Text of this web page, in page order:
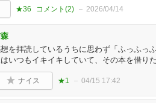
★36 コメント(2) 2026/04/14
を拝読しているうちに思わず「ふっふっ
いつもイキイキしていて、その本を借り
ナイス ★1 04/15 17:42